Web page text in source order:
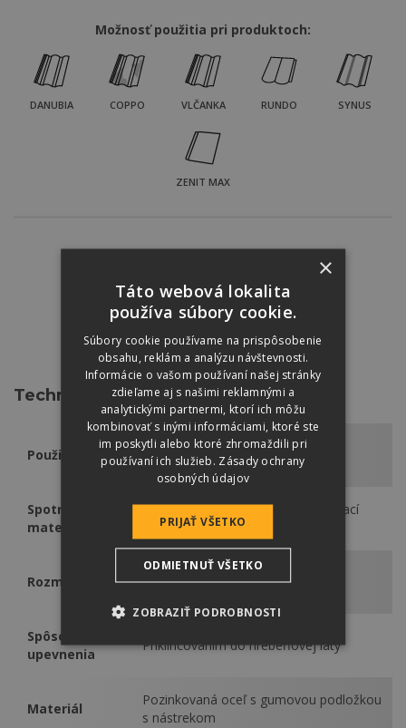
Možnosť použitia pri produktoch:
DANUBIA COPPO VLČANKA RUNDO SYNUS
ZENIT MAX
Farebné odtiene:
ČERVENÁ
Technické údaje
Použitie hrebeň a nárožie
Spotreba
materiálu
1 ks / 1 začiatočný alebo rozdeľovací
hrebenáč
Rozmery 110 mm
Spôsob
upevnenia
Priklincovaním do hrebeňovej laty
Materiál
Pozinkovaná oceľ s gumovou podložkou
s nástrekom
×
Táto webová lokalita
používa súbory cookie.
Súbory cookie používame na prispôsobenie
obsahu, reklám a analýzu návštevnosti.
Informácie o vašom používaní našej stránky
zdieľame aj s našimi reklamnými a
analytickými partnermi, ktorí ich môžu
kombinovať s inými informáciami, ktoré ste
im poskytli alebo ktoré zhromaždili pri
používaní ich služieb. Zásady ochrany
osobných údajov
PRIJAŤ VŠETKO
ODMIETNUŤ VŠETKO
ZOBRAZIŤ PODROBNOSTI